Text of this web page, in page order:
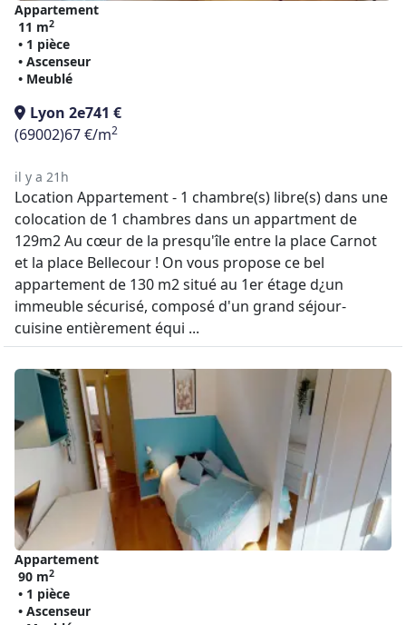
Appartement
11 m2
• 1 pièce
• Ascenseur
• Meublé
Lyon 2e741 €
(69002)67 €/m2
il y a 21h
Location Appartement - 1 chambre(s) libre(s) dans une
colocation de 1 chambres dans un appartment de
129m2 Au cœur de la presqu'île entre la place Carnot
et la place Bellecour ! On vous propose ce bel
appartement de 130 m2 situé au 1er étage d¿un
immeuble sécurisé, composé d'un grand séjour-
cuisine entièrement équi ...
Appartement
90 m2
• 1 pièce
• Ascenseur